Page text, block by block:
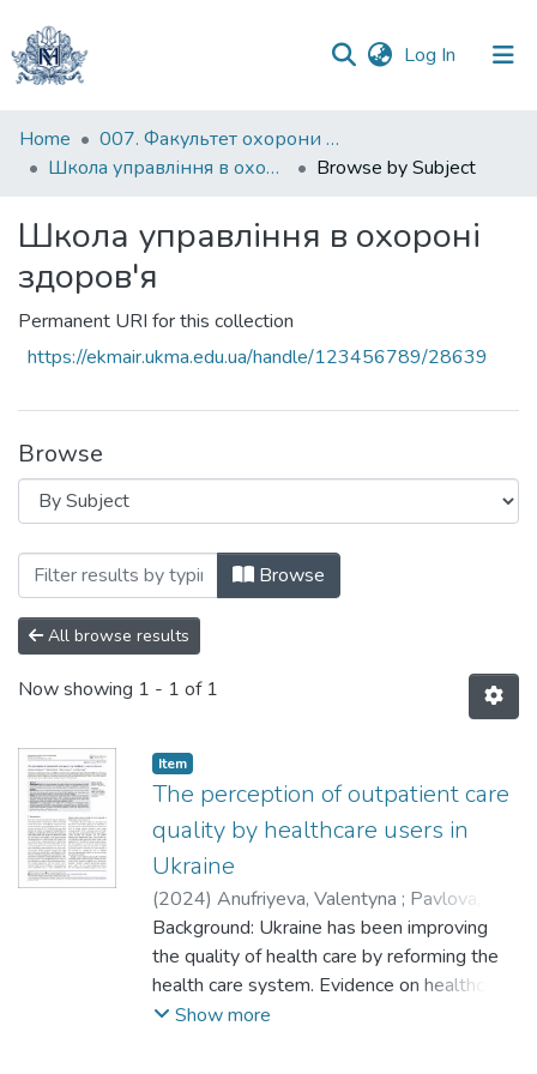
Log In (current)
Communities
&
All of DSpace
Home
007. Факультет охорони здоров`я, соціальної роботи і психології
Школа управління в охороні здоров'я
Browse by Subject
Школа управління в охороні
здоров'я
Permanent URI for this collection
https://ekmair.ukma.edu.ua/handle/123456789/28639
Browse
Browsing Школа управління в
Browse
All browse results
Now showing 1 - 1 of 1
Item
The perception of outpatient care
quality by healthcare users in
Ukraine
(2024) Anufriyeva, Valentyna ; Pavlova,
Milena;Stepurko, Tetiana;Groot, Wim
Background: Ukraine has been improving
the quality of health care by reforming the
health care system. Evidence on healthcare
users’ perceptions of quality is important for
Show more